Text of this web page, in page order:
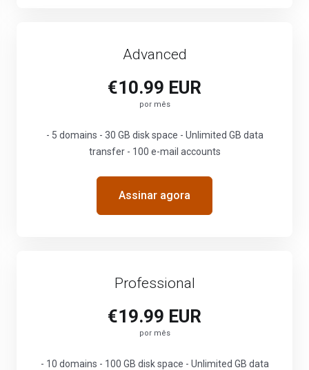
Advanced
€10.99 EUR
por mês
- 5 domains - 30 GB disk space - Unlimited GB data
transfer - 100 e-mail accounts
Assinar agora
Professional
€19.99 EUR
por mês
- 10 domains - 100 GB disk space - Unlimited GB data